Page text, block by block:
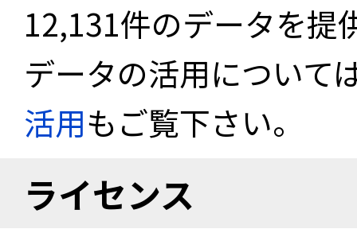
12,131件のデータを提
データの活用について
活用もご覧下さい。
ライセンス